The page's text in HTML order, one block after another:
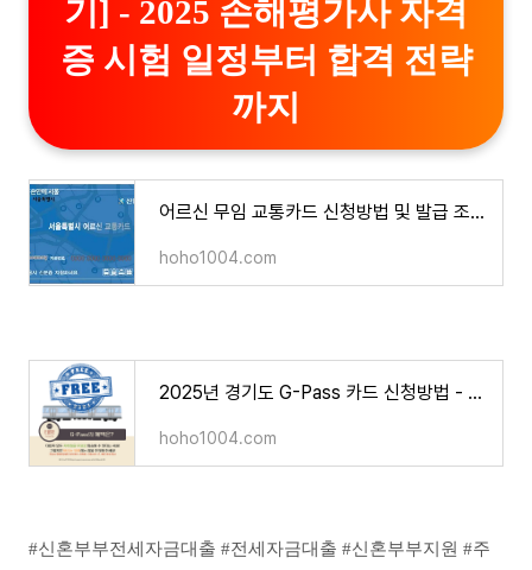
기] - 2025 손해평가사 자격
증 시험 일정부터 합격 전략
까지
어르신 무임 교통카드 신청방법 및 발급 조회하기 [2025년 최신]
hoho1004.com
2025년 경기도 G-Pass 카드 신청방법 - 교통비 절약의 새로운 기준!
hoho1004.com
#신혼부부전세자금대출 #전세자금대출 #신혼부부지원 #주